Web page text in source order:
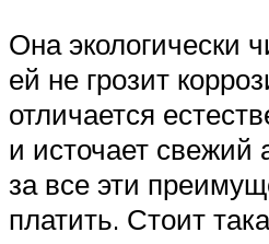
Она экологически
ей не грозит
отличается
и источает свежий
за все эти
платить. Стоит